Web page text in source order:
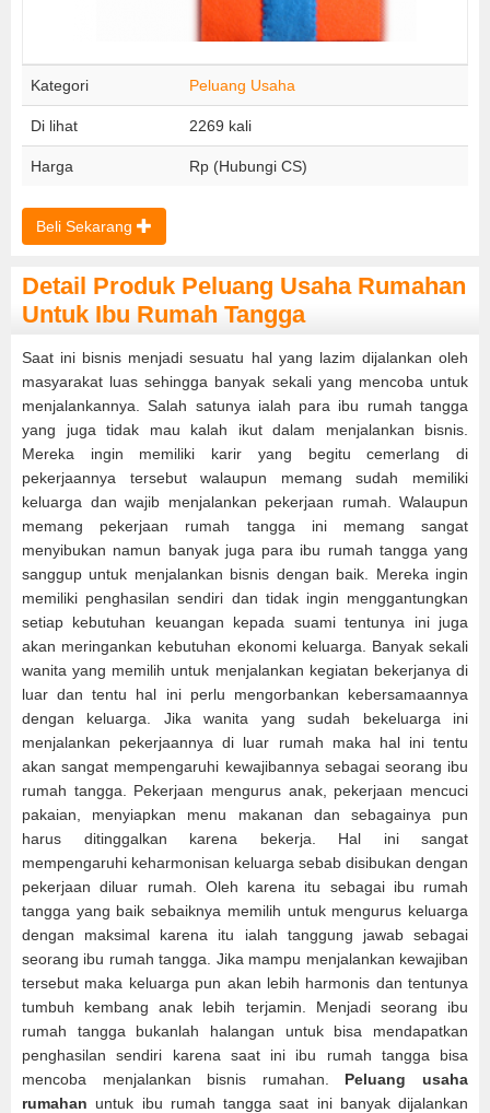
Kategori Peluang Usaha
Di lihat 2269 kali
Harga Rp (Hubungi CS)
Beli Sekarang
Detail Produk Peluang Usaha Rumahan
Untuk Ibu Rumah Tangga
Saat ini bisnis menjadi sesuatu hal yang lazim dijalankan oleh
masyarakat luas sehingga banyak sekali yang mencoba untuk
menjalankannya. Salah satunya ialah para ibu rumah tangga
yang juga tidak mau kalah ikut dalam menjalankan bisnis.
Mereka ingin memiliki karir yang begitu cemerlang di
pekerjaannya tersebut walaupun memang sudah memiliki
keluarga dan wajib menjalankan pekerjaan rumah. Walaupun
memang pekerjaan rumah tangga ini memang sangat
menyibukan namun banyak juga para ibu rumah tangga yang
sanggup untuk menjalankan bisnis dengan baik. Mereka ingin
memiliki penghasilan sendiri dan tidak ingin menggantungkan
setiap kebutuhan keuangan kepada suami tentunya ini juga
akan meringankan kebutuhan ekonomi keluarga. Banyak sekali
wanita yang memilih untuk menjalankan kegiatan bekerjanya di
luar dan tentu hal ini perlu mengorbankan kebersamaannya
dengan keluarga. Jika wanita yang sudah bekeluarga ini
menjalankan pekerjaannya di luar rumah maka hal ini tentu
akan sangat mempengaruhi kewajibannya sebagai seorang ibu
rumah tangga. Pekerjaan mengurus anak, pekerjaan mencuci
pakaian, menyiapkan menu makanan dan sebagainya pun
harus ditinggalkan karena bekerja. Hal ini sangat
mempengaruhi keharmonisan keluarga sebab disibukan dengan
pekerjaan diluar rumah. Oleh karena itu sebagai ibu rumah
tangga yang baik sebaiknya memilih untuk mengurus keluarga
dengan maksimal karena itu ialah tanggung jawab sebagai
seorang ibu rumah tangga. Jika mampu menjalankan kewajiban
tersebut maka keluarga pun akan lebih harmonis dan tentunya
tumbuh kembang anak lebih terjamin. Menjadi seorang ibu
rumah tangga bukanlah halangan untuk bisa mendapatkan
penghasilan sendiri karena saat ini ibu rumah tangga bisa
mencoba menjalankan bisnis rumahan. Peluang usaha
rumahan untuk ibu rumah tangga saat ini banyak dijalankan